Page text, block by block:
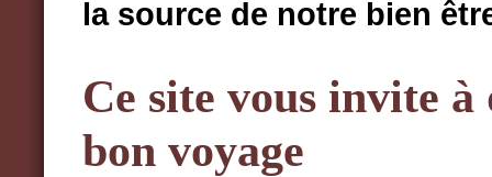
la source de notre bien
Ce site vous invite
bon voyage